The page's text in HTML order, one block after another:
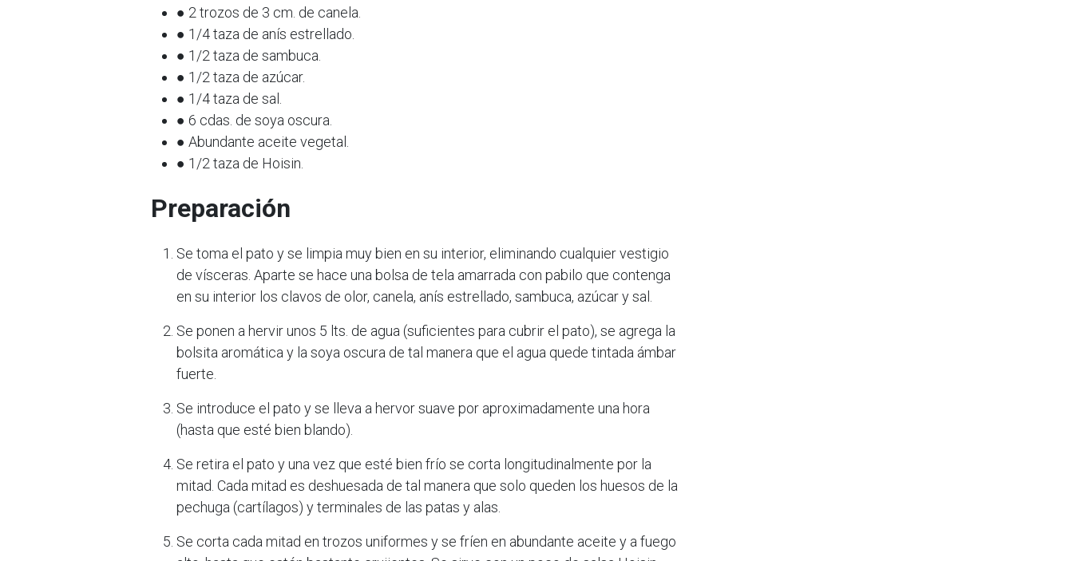
● 2 trozos de 3 cm. de canela.
● 1/4 taza de anís estrellado.
● 1/2 taza de sambuca.
● 1/2 taza de azúcar.
● 1/4 taza de sal.
● 6 cdas. de soya oscura.
● Abundante aceite vegetal.
● 1/2 taza de Hoisin.
Preparación
Se toma el pato y se limpia muy bien en su interior, eliminando cualquier vestigio
de vísceras. Aparte se hace una bolsa de tela amarrada con pabilo que contenga
en su interior los clavos de olor, canela, anís estrellado, sambuca, azúcar y sal.
Se ponen a hervir unos 5 lts. de agua (suficientes para cubrir el pato), se agrega la
bolsita aromática y la soya oscura de tal manera que el agua quede tintada ámbar
fuerte.
Se introduce el pato y se lleva a hervor suave por aproximadamente una hora
(hasta que esté bien blando).
Se retira el pato y una vez que esté bien frío se corta longitudinalmente por la
mitad. Cada mitad es deshuesada de tal manera que solo queden los huesos de la
pechuga (cartílagos) y terminales de las patas y alas.
Se corta cada mitad en trozos uniformes y se fríen en abundante aceite y a fuego